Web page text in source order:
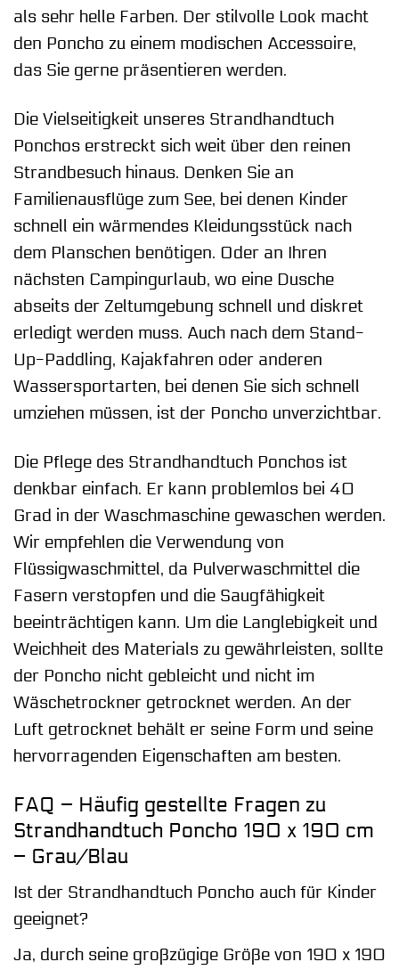
als sehr helle Farben. Der stilvolle Look macht
den Poncho zu einem modischen Accessoire,
das Sie gerne präsentieren werden.
Die Vielseitigkeit unseres Strandhandtuch
Ponchos erstreckt sich weit über den reinen
Strandbesuch hinaus. Denken Sie an
Familienausflüge zum See, bei denen Kinder
schnell ein wärmendes Kleidungsstück nach
dem Planschen benötigen. Oder an Ihren
nächsten Campingurlaub, wo eine Dusche
abseits der Zeltumgebung schnell und diskret
erledigt werden muss. Auch nach dem Stand-
Up-Paddling, Kajakfahren oder anderen
Wassersportarten, bei denen Sie sich schnell
umziehen müssen, ist der Poncho unverzichtbar.
Die Pflege des Strandhandtuch Ponchos ist
denkbar einfach. Er kann problemlos bei 40
Grad in der Waschmaschine gewaschen werden.
Wir empfehlen die Verwendung von
Flüssigwaschmittel, da Pulverwaschmittel die
Fasern verstopfen und die Saugfähigkeit
beeinträchtigen kann. Um die Langlebigkeit und
Weichheit des Materials zu gewährleisten, sollte
der Poncho nicht gebleicht und nicht im
Wäschetrockner getrocknet werden. An der
Luft getrocknet behält er seine Form und seine
hervorragenden Eigenschaften am besten.
FAQ – Häufig gestellte Fragen zu
Strandhandtuch Poncho 190 x 190 cm
– Grau/Blau
Ist der Strandhandtuch Poncho auch für Kinder
geeignet?
Ja, durch seine großzügige Größe von 190 x 190